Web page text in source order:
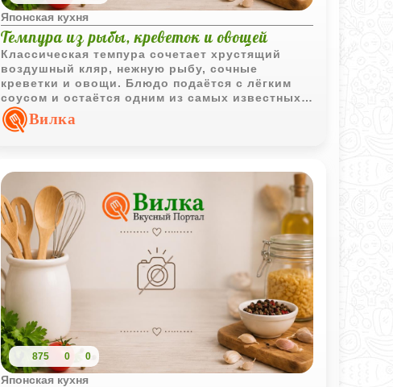
Японская кухня
Темпура из рыбы, креветок и овощей
Классическая темпура сочетает хрустящий
воздушный кляр, нежную рыбу, сочные
креветки и овощи. Блюдо подаётся с лёгким
соусом и остаётся одним из самых известных
представителей японской кухни.
Вилка
875 0 0
Японская кухня